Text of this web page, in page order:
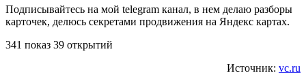
Подписывайтесь на мой telegram канал, в нем делаю разборы
карточек, делюсь секретами продвижения на Яндекс картах.
341 показ 39 открытий
Источник: vc.ru